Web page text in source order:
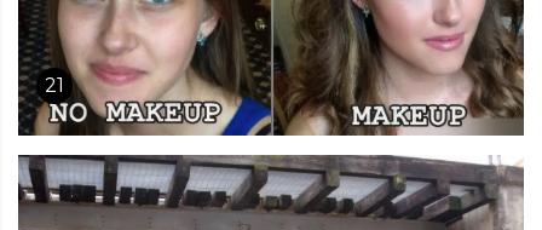
21